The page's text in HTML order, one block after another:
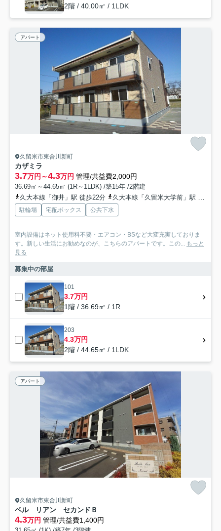
2階 / 40.00㎡ / 1LDK
アパート
久留米市東合川新町
カザミラ
3.7万円～4.3万円 管理/共益費2,000円
36.69㎡～44.65㎡ (1R～1LDK) /築15年 /2階建
久大本線「御井」駅 徒歩22分
久大本線「久留米大学前」駅 徒歩29分
駐輪場 宅配ボックス 公共下水
室内設備はネット使用料不要・エアコン・BSなど大変充実しておりま
す。新しい生活にお勧めなのが、こちらのアパートです。この... もっと
見る
募集中の部屋
101
3.7万円
1階 / 36.69㎡ / 1R
203
4.3万円
2階 / 44.65㎡ / 1LDK
アパート
久留米市東合川新町
ベル リアン セカンドＢ
4.3万円 管理/共益費1,400円